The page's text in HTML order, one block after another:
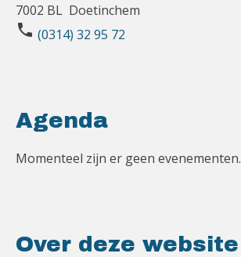
7002 BL Doetinchem
phone (0314) 32 95 72
Agenda
Momenteel zijn er geen evenementen.
Over deze website